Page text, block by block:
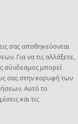
σας αποθηκεύονται
Για να τις αλλάξετε,
σύνδεσμος μπορεί
σας στην κορυφή των
Αυτό το
και τις